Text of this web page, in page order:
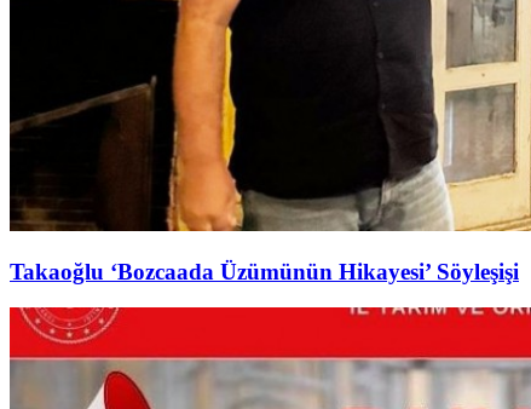
Takaoğlu ‘Bozcaada Üzümünün Hikayesi’ Söyleşişi